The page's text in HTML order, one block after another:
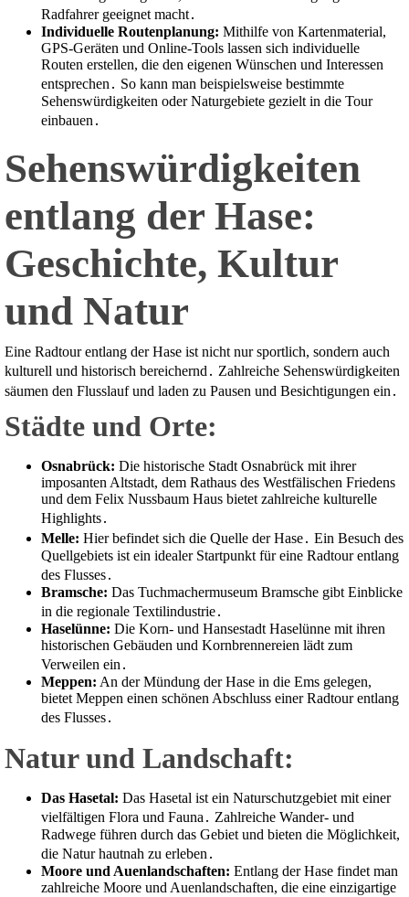
Radfahrer geeignet macht․
Individuelle Routenplanung: Mithilfe von Kartenmaterial,
GPS-Geräten und Online-Tools lassen sich individuelle
Routen erstellen, die den eigenen Wünschen und Interessen
entsprechen․ So kann man beispielsweise bestimmte
Sehenswürdigkeiten oder Naturgebiete gezielt in die Tour
einbauen․
Sehenswürdigkeiten
entlang der Hase:
Geschichte, Kultur
und Natur
Eine Radtour entlang der Hase ist nicht nur sportlich, sondern auch
kulturell und historisch bereichernd․ Zahlreiche Sehenswürdigkeiten
säumen den Flusslauf und laden zu Pausen und Besichtigungen ein․
Städte und Orte:
Osnabrück: Die historische Stadt Osnabrück mit ihrer
imposanten Altstadt, dem Rathaus des Westfälischen Friedens
und dem Felix Nussbaum Haus bietet zahlreiche kulturelle
Highlights․
Melle: Hier befindet sich die Quelle der Hase․ Ein Besuch des
Quellgebiets ist ein idealer Startpunkt für eine Radtour entlang
des Flusses․
Bramsche: Das Tuchmachermuseum Bramsche gibt Einblicke
in die regionale Textilindustrie․
Haselünne: Die Korn- und Hansestadt Haselünne mit ihren
historischen Gebäuden und Kornbrennereien lädt zum
Verweilen ein․
Meppen: An der Mündung der Hase in die Ems gelegen,
bietet Meppen einen schönen Abschluss einer Radtour entlang
des Flusses․
Natur und Landschaft:
Das Hasetal: Das Hasetal ist ein Naturschutzgebiet mit einer
vielfältigen Flora und Fauna․ Zahlreiche Wander- und
Radwege führen durch das Gebiet und bieten die Möglichkeit,
die Natur hautnah zu erleben․
Moore und Auenlandschaften: Entlang der Hase findet man
zahlreiche Moore und Auenlandschaften, die eine einzigartige